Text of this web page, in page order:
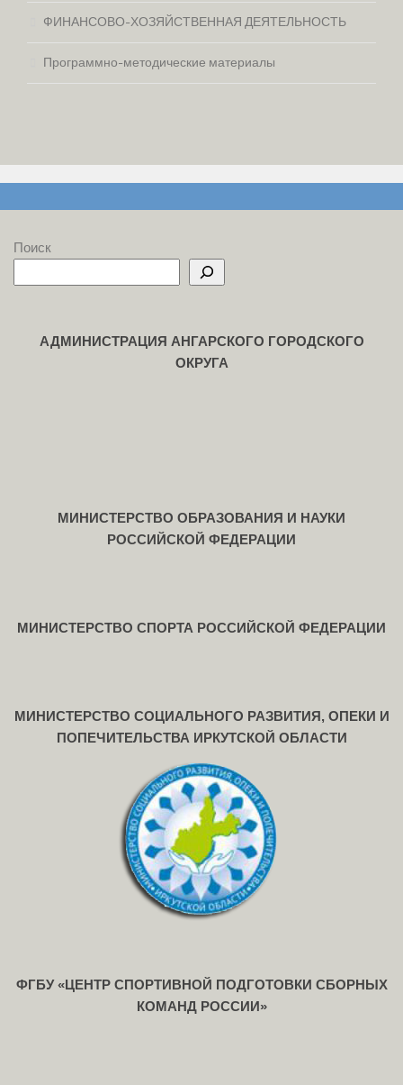
ФИНАНСОВО-ХОЗЯЙСТВЕННАЯ ДЕЯТЕЛЬНОСТЬ
Программно-методические материалы
Поиск
АДМИНИСТРАЦИЯ АНГАРСКОГО ГОРОДСКОГО
ОКРУГА
МИНИСТЕРСТВО ОБРАЗОВАНИЯ И НАУКИ
РОССИЙСКОЙ ФЕДЕРАЦИИ
МИНИСТЕРСТВО СПОРТА РОССИЙСКОЙ ФЕДЕРАЦИИ
МИНИСТЕРСТВО СОЦИАЛЬНОГО РАЗВИТИЯ, ОПЕКИ И
ПОПЕЧИТЕЛЬСТВА ИРКУТСКОЙ ОБЛАСТИ
ФГБУ «ЦЕНТР СПОРТИВНОЙ ПОДГОТОВКИ СБОРНЫХ
КОМАНД РОССИИ»